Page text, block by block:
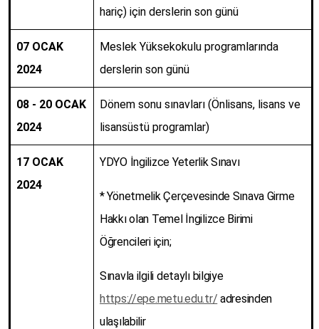
hariç) için derslerin son günü
07 OCAK
2024
Meslek Yüksekokulu programlarında
derslerin son günü
08 - 20 OCAK
2024
Dönem sonu sınavları (Önlisans, lisans ve
lisansüstü programlar)
17 OCAK
2024
YDYO İngilizce Yeterlik Sınavı
* Yönetmelik Çerçevesinde Sınava Girme
Hakkı olan Temel İngilizce Birimi
Öğrencileri için;
Sınavla ilgili detaylı bilgiye
https://epe.metu.edu.tr/ adresinden
ulaşılabilir